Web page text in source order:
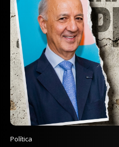
Política